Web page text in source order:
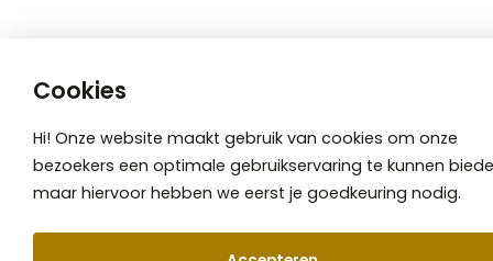
Cookies
Hi! Onze website maakt gebruik van cookies om onze
bezoekers een optimale gebruikservaring te kunnen
maar hiervoor hebben we eerst je goedkeuring nodig.